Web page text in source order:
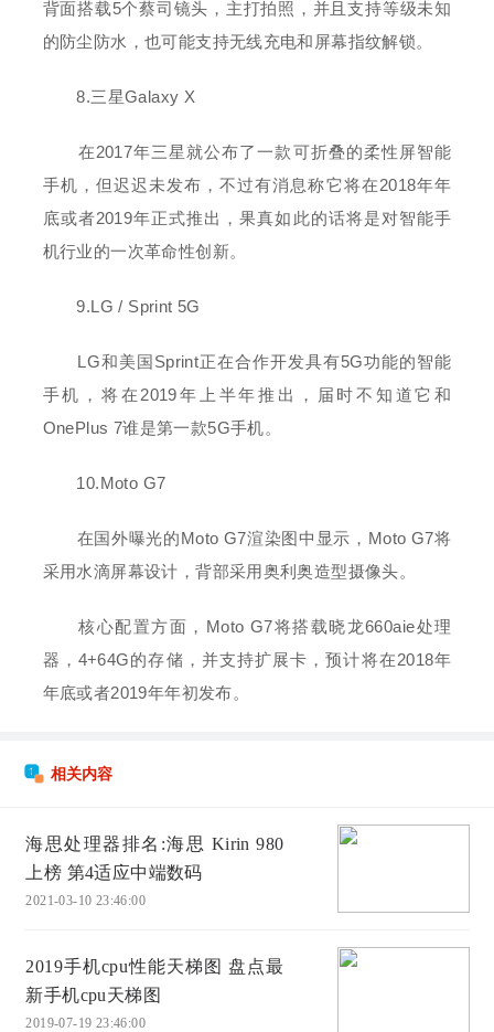
背面搭载5个蔡司镜头，主打拍照，并且支持等级未知
的防尘防水，也可能支持无线充电和屏幕指纹解锁。
8.三星Galaxy X
在2017年三星就公布了一款可折叠的柔性屏智能
手机，但迟迟未发布，不过有消息称它将在2018年年
底或者2019年正式推出，果真如此的话将是对智能手
机行业的一次革命性创新。
9.LG / Sprint 5G
LG和美国Sprint正在合作开发具有5G功能的智能
手机，将在2019年上半年推出，届时不知道它和
OnePlus 7谁是第一款5G手机。
10.Moto G7
在国外曝光的Moto G7渲染图中显示，Moto G7将
采用水滴屏幕设计，背部采用奥利奥造型摄像头。
核心配置方面，Moto G7将搭载晓龙660aie处理
器，4+64G的存储，并支持扩展卡，预计将在2018年
年底或者2019年年初发布。
相关内容
海思处理器排名:海思 Kirin 980
上榜 第4适应中端数码
2021-03-10 23:46:00
2019手机cpu性能天梯图 盘点最
新手机cpu天梯图
2019-07-19 23:46:00